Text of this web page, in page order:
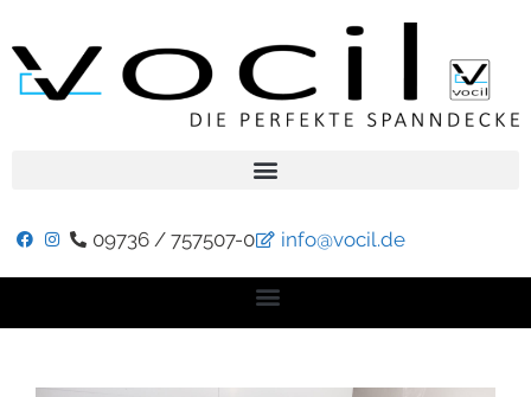
09736 / 757507-0 info@vocil.de